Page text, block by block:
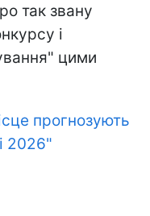
так звану
і
цими
прогнозують
2026"